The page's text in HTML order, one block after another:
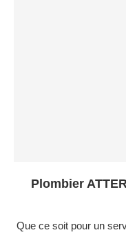
Plombier
Que ce soit pour un